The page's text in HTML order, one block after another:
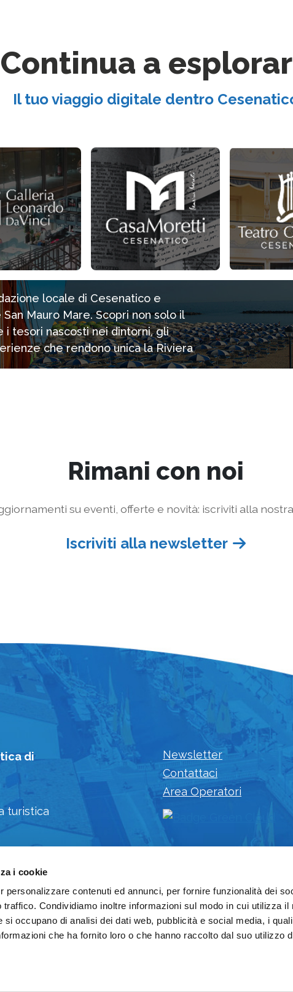
i cookie
personalizzare contenuti ed annunci, per fornire funzionalità dei
traffico. Condividiamo inoltre informazioni sul modo in cui utilizza il
si occupano di analisi dei dati web, pubblicità e social media, i
che ha fornito loro o che hanno raccolto dal suo utilizzo
Continua a
Il tuo viaggio digitale dentro
locale di Cesenatico e
Mauro Mare. Scopri non solo il
i tesori nascosti nei dintorni, gli
che rendono unica la Riviera
Rimani con noi
su eventi, offerte e novità: iscriviti alla
Iscriviti alla newsletter
di
turistica
Newsletter
Contattaci
Area Operatori